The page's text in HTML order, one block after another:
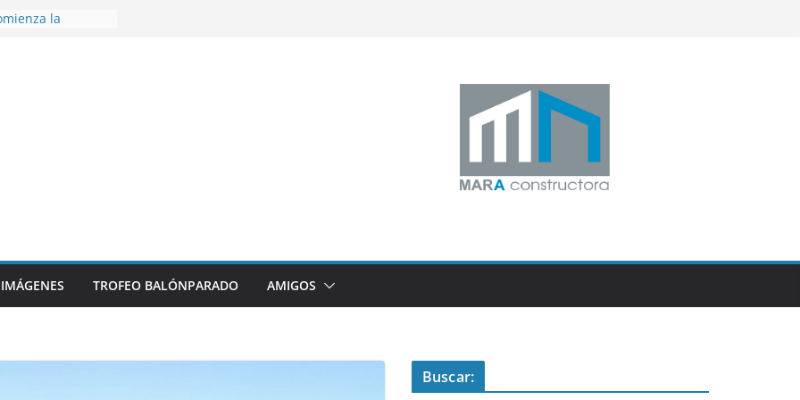
la
sumando
26/27
en el
de
IMÁGENES TROFEO BALÓNPARADO AMIGOS
Buscar: